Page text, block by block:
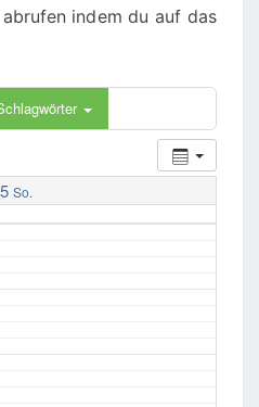
indem du auf das
5 So.